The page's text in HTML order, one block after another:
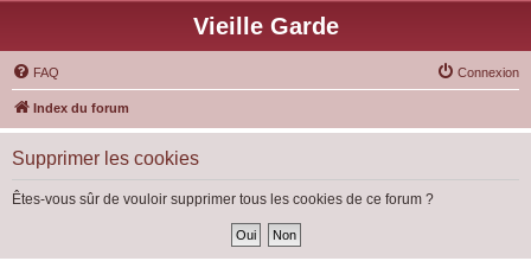
Vieille Garde
FAQ Connexion
Index du forum
Supprimer les cookies
Êtes-vous sûr de vouloir supprimer tous les cookies de ce forum ?